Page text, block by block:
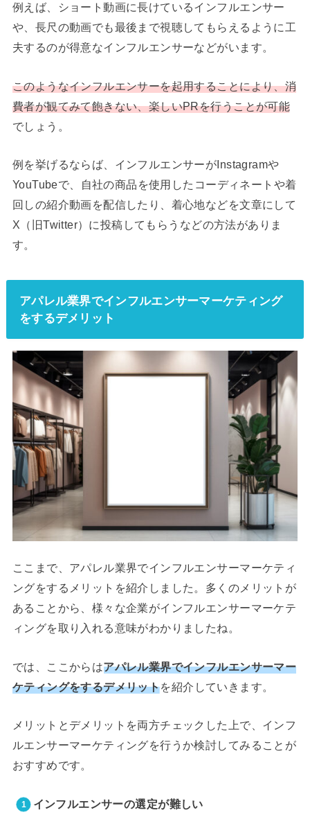
例えば、ショート動画に長けているインフルエンサー
や、長尺の動画でも最後まで視聴してもらえるように工
夫するのが得意なインフルエンサーなどがいます。
このようなインフルエンサーを起用することにより、消
費者が観てみて飽きない、楽しいPRを行うことが可能
でしょう。
例を挙げるならば、インフルエンサーがInstagramや
YouTubeで、自社の商品を使用したコーディネートや着
回しの紹介動画を配信したり、着心地などを文章にして
X（旧Twitter）に投稿してもらうなどの方法がありま
す。
アパレル業界でインフルエンサーマーケティング
をするデメリット
ここまで、アパレル業界でインフルエンサーマーケティ
ングをするメリットを紹介しました。多くのメリットが
あることから、様々な企業がインフルエンサーマーケテ
ィングを取り入れる意味がわかりましたね。
では、ここからはアパレル業界でインフルエンサーマー
ケティングをするデメリットを紹介していきます。
メリットとデメリットを両方チェックした上で、インフ
ルエンサーマーケティングを行うか検討してみることが
おすすめです。
インフルエンサーの選定が難しい